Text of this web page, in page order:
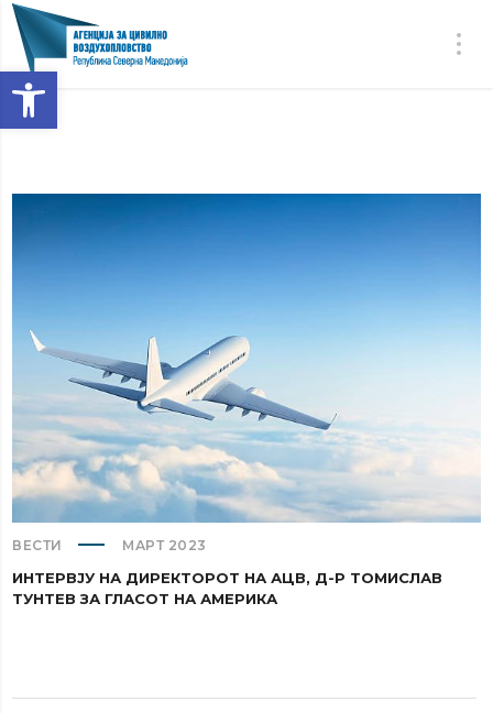
Open toolbar
ВЕСТИ МАРТ 2023
ИНТЕРВЈУ НА ДИРЕКТОРОТ НА АЦВ, Д-Р ТОМИСЛАВ
ТУНТЕВ ЗА ГЛАСОТ НА АМЕРИКА